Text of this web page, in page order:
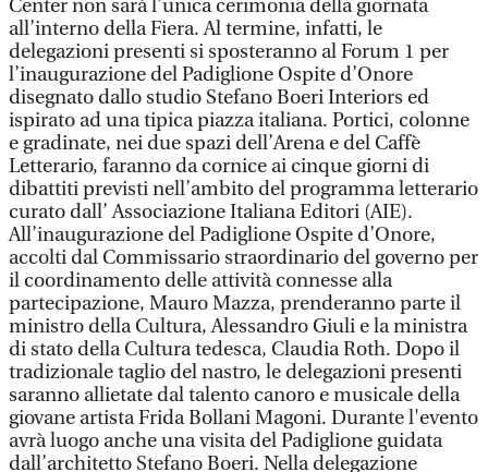
Center non sarà l’unica cerimonia della giornata
all’interno della Fiera. Al termine, infatti, le
delegazioni presenti si sposteranno al Forum 1 per
l’inaugurazione del Padiglione Ospite d’Onore
disegnato dallo studio Stefano Boeri Interiors ed
ispirato ad una tipica piazza italiana. Portici, colonne
e gradinate, nei due spazi dell’Arena e del Caffè
Letterario, faranno da cornice ai cinque giorni di
dibattiti previsti nell’ambito del programma letterario
curato dall’ Associazione Italiana Editori (AIE).
All’inaugurazione del Padiglione Ospite d’Onore,
accolti dal Commissario straordinario del governo per
il coordinamento delle attività connesse alla
partecipazione, Mauro Mazza, prenderanno parte il
ministro della Cultura, Alessandro Giuli e la ministra
di stato della Cultura tedesca, Claudia Roth. Dopo il
tradizionale taglio del nastro, le delegazioni presenti
saranno allietate dal talento canoro e musicale della
giovane artista Frida Bollani Magoni. Durante l'evento
avrà luogo anche una visita del Padiglione guidata
dall’architetto Stefano Boeri. Nella delegazione